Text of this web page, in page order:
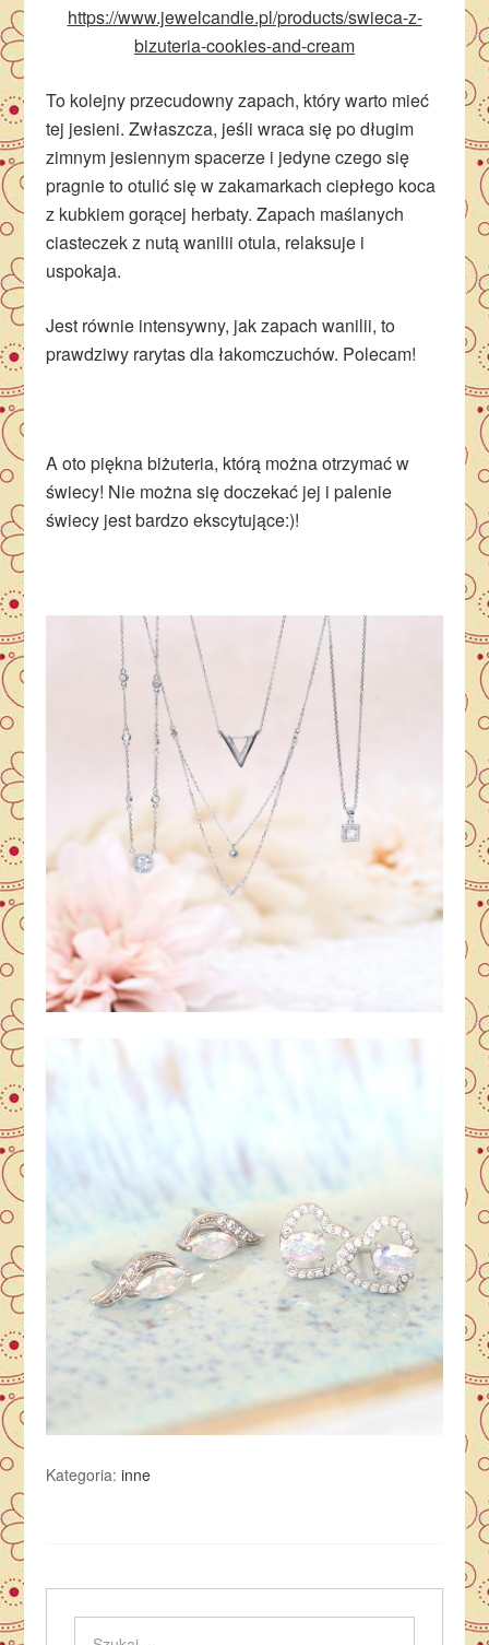
https://www.jewelcandle.pl/products/swieca-z-
bizuteria-cookies-and-cream
To kolejny przecudowny zapach, który warto mieć
tej jesieni. Zwłaszcza, jeśli wraca się po długim
zimnym jesiennym spacerze i jedyne czego się
pragnie to otulić się w zakamarkach ciepłego koca
z kubkiem gorącej herbaty. Zapach maślanych
ciasteczek z nutą wanilii otula, relaksuje i
uspokaja.
Jest równie intensywny, jak zapach wanilii, to
prawdziwy rarytas dla łakomczuchów. Polecam!
A oto piękna biżuteria, którą można otrzymać w
świecy! Nie można się doczekać jej i palenie
świecy jest bardzo ekscytujące:)!
Kategoria:inne